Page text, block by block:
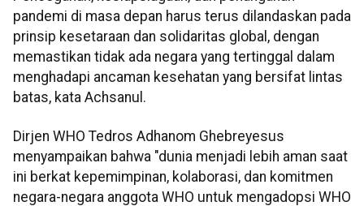
pandemi di masa depan harus terus dilandaskan pada
prinsip kesetaraan dan solidaritas global, dengan
memastikan tidak ada negara yang tertinggal dalam
menghadapi ancaman kesehatan yang bersifat lintas
batas, kata Achsanul.
Dirjen WHO Tedros Adhanom Ghebreyesus
menyampaikan bahwa "dunia menjadi lebih aman saat
ini berkat kepemimpinan, kolaborasi, dan komitmen
negara-negara anggota WHO untuk mengadopsi WHO